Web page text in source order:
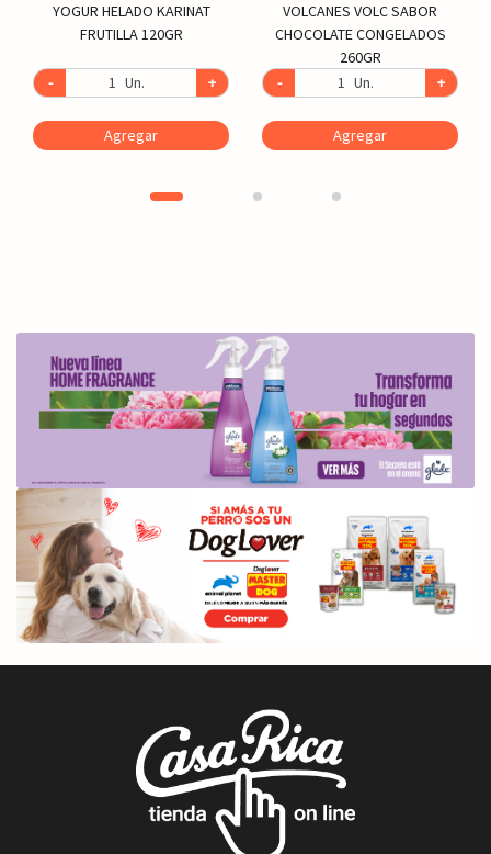
YOGUR HELADO KARINAT
FRUTILLA 120GR
- Un. +
Agregar
VOLCANES VOLC SABOR
CHOCOLATE CONGELADOS
260GR
-
Un. +
Agregar